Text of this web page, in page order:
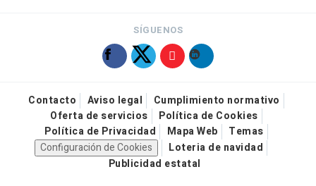
SÍGUENOS
Contacto Aviso legal
Cumplimiento normativo
Oferta de servicios
Política de Cookies
Política de Privacidad
Mapa Web
Temas
Configuración de Cookies
Loteria de navidad
Publicidad estatal